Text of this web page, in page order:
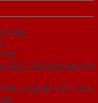
Quốc
tốt?】Giá bán các loại
cung cấp 100+ mẫu
tốt